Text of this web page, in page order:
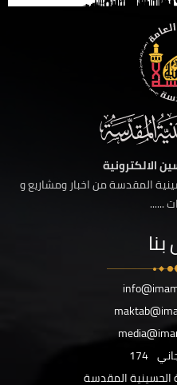
الالكترونية
المقدسة من اخبار ومشاريع و
......
174
الحسينية المقدسة